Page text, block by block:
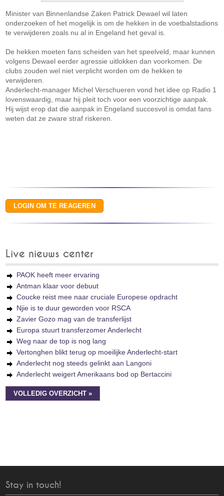
Minister van Binnenlandse Zaken Patrick Dewael wil laten
onderzoeken of het mogelijk is om de hekken in de voetbalstadions
te verwijderen zoals nu al in Engeland het geval is.
De hekken moeten fans scheiden van het speelveld, maar kunnen
volgens Dewael eerder agressie uitlokken dan voorkomen. De
clubs zouden wel niet verplicht worden om de hekken te
verwijderen.
Anderlecht-manager Michel Verschueren vond het idee op Radio 1
lovenswaardig, maar hij pleit toch voor een voorzichtige aanpak.
Hij wijst erop dat die aanpak in Engeland succesvol is omdat fans
weten dat ze zware straf riskeren.
Live nieuws center
PAOK heeft meer ervaring
Antman klaar voor debuut
Coucke reist mee naar cruciale Europese opdracht
Njie is te duur geworden voor RSCA
Zavier Gozo mag van de transferlijst
Europa stuurt transferzomer Anderlecht
Weg naar de top is nog lang
Vertonghen blikt terug op moeilijke Anderlecht-start
Anderlecht nog steeds gelinkt aan Langoni
Anderlecht weigert Amerikaans bod op Bertaccini
VOLLEDIG OVERZICHT »
Stay in touch!